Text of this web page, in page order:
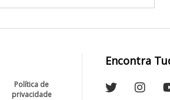
Política de
privacidade
Encontra